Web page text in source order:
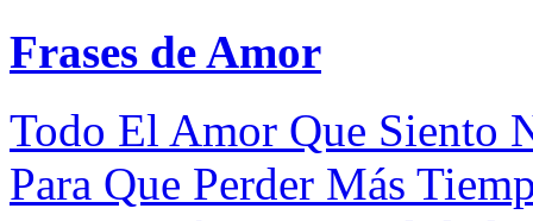
Frases de Amor
Todo El Amor Que Siento
Para Que Perder Más